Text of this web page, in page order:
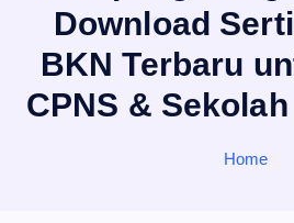
Download
BKN Terbaru
CPNS &
Home